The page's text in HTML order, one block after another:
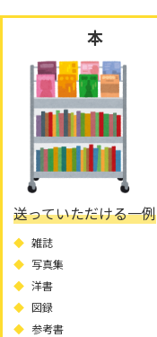
本
送っていただける一例
雑誌
写真集
洋書
図録
参考書